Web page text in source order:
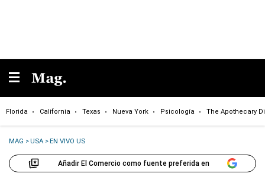
Florida California Texas Nueva York Psicología The Apothecary
MAG >USA >EN VIVO US
Añadir El Comercio como fuente preferida en